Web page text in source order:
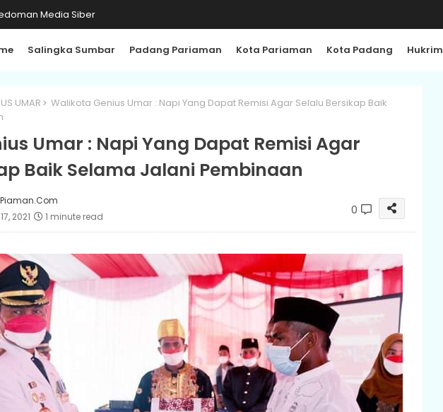
Media Siber
Salingka Sumbar Padang Pariaman Kota Pariaman Kota Padang Hukrim
UMAR
Walikota Genius Umar : Napi Yang Dapat Remisi Agar Selalu Bersikap Baik
Umar : Napi Yang Dapat Remisi Agar
Baik Selama Jalani Pembinaan
2021
1 minute read 0